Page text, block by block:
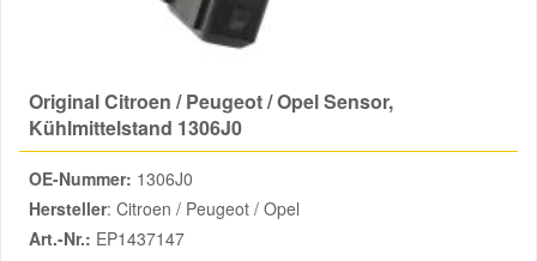
Original Citroen / Peugeot / Opel Sensor,
Kühlmittelstand 1306J0
OE-Nummer: 1306J0
Hersteller: Citroen / Peugeot / Opel
Art.-Nr.: EP1437147
Zündanlage und Glühanlage
Reparatur-Zubehör
Karosserie Werkzeug
Schlüsselgehäuse
Werkstattbedarf
Winter-Autozubehör
Daewoo Ersatzteile
Daihatsu Ersatzteile
Dodge Ersatzteile
Honda Ersatzteile